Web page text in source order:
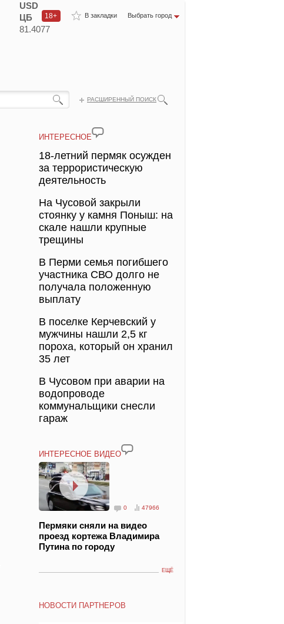
В закладки Выбрать город
18+
USD
ЦБ
81.4077
РАСШИРЕННЫЙ ПОИСК
ИНТЕРЕСНОЕ
18-летний пермяк осужден
за террористическую
деятельность
На Чусовой закрыли
стоянку у камня Поныш: на
скале нашли крупные
трещины
В Перми семья погибшего
участника СВО долго не
получала положенную
выплату
В поселке Керчевский у
мужчины нашли 2,5 кг
пороха, который он хранил
35 лет
В Чусовом при аварии на
водопроводе
коммунальщики снесли
гараж
ИНТЕРЕСНОЕ ВИДЕО
0 47966
Пермяки сняли на видео
проезд кортежа Владимира
Путина по городу
ЕЩЁ
НОВОСТИ ПАРТНЕРОВ